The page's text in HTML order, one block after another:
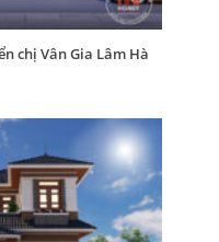
chị Vân Gia Lâm Hà